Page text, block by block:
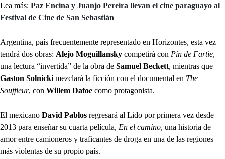
Lea más: Paz Encina y Juanjo Pereira llevan el cine paraguayo al
Festival de Cine de San Sebastián
Argentina, país frecuentemente representado en Horizontes, esta vez
tendrá dos obras: Alejo Moguillansky competirá con Pin de Fartie,
una lectura “invertida” de la obra de Samuel Beckett, mientras que
Gaston Solnicki mezclará la ficción con el documental en The
Souffleur, con Willem Dafoe como protagonista.
El mexicano David Pablos regresará al Lido por primera vez desde
2013 para enseñar su cuarta película, En el camino, una historia de
amor entre camioneros y traficantes de droga en una de las regiones
más violentas de su propio país.